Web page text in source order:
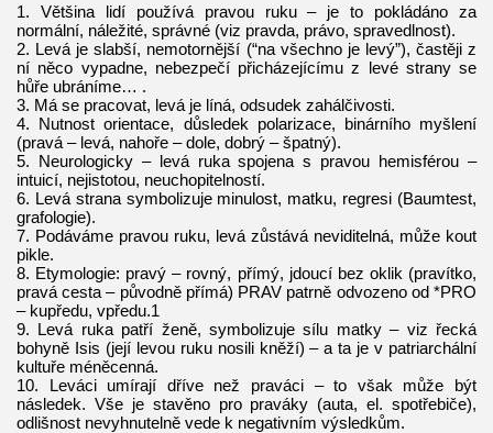
1. Většina lidí používá pravou ruku – je to pokládáno za
normální, náležité, správné (viz pravda, právo, spravedlnost).
2. Levá je slabší, nemotornější (“na všechno je levý”), častěji z
ní něco vypadne, nebezpečí přicházejícímu z levé strany se
hůře ubráníme… .
3. Má se pracovat, levá je líná, odsudek zahálčivosti.
4. Nutnost orientace, důsledek polarizace, binárního myšlení
(pravá – levá, nahoře – dole, dobrý – špatný).
5. Neurologicky – levá ruka spojena s pravou hemisférou –
intuicí, nejistotou, neuchopitelností.
6. Levá strana symbolizuje minulost, matku, regresi (Baumtest,
grafologie).
7. Podáváme pravou ruku, levá zůstává neviditelná, může kout
pikle.
8. Etymologie: pravý – rovný, přímý, jdoucí bez oklik (pravítko,
pravá cesta – původně přímá) PRAV patrně odvozeno od *PRO
– kupředu, vpředu.1
9. Levá ruka patří ženě, symbolizuje sílu matky – viz řecká
bohyně Isis (její levou ruku nosili kněží) – a ta je v patriarchální
kultuře méněcenná.
10. Leváci umírají dříve než praváci – to však může být
následek. Vše je stavěno pro praváky (auta, el. spotřebiče),
odlišnost nevyhnutelně vede k negativním výsledkům.